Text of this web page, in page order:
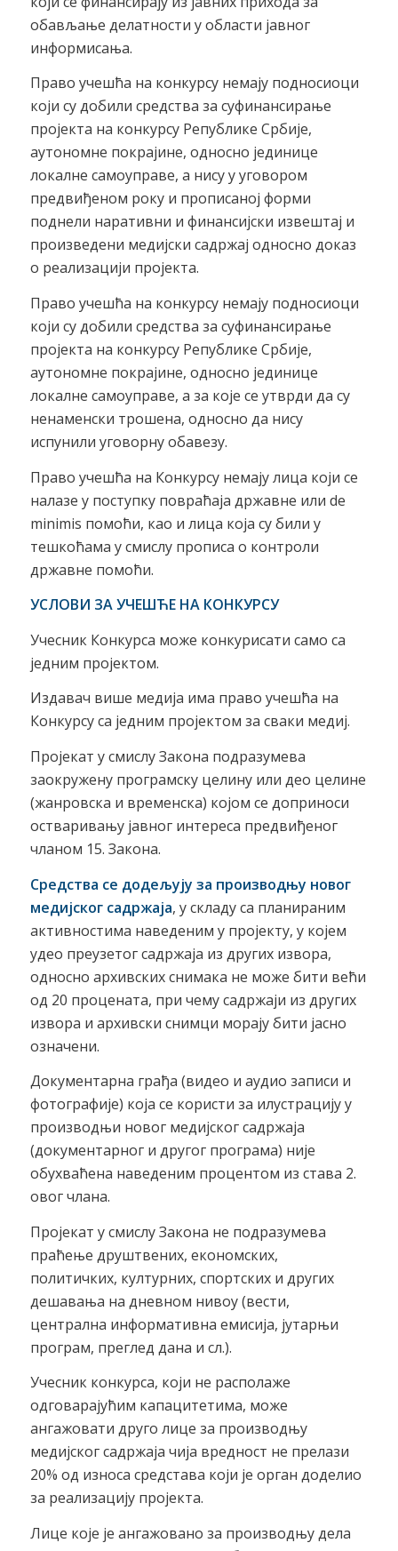
обављање делатности у области јавног
информисања.
Право учешћа на конкурсу немају подносиоци
који су добили средства за суфинансирање
пројекта на конкурсу Републике Србије,
аутономне покрајине, односно јединице
локалне самоуправе, а нису у уговором
предвиђеном року и прописаној форми
поднели наративни и финансијски извештај и
произведени медијски садржај односно доказ
о реализацији пројекта.
Право учешћа на конкурсу немају подносиоци
који су добили средства за суфинансирање
пројекта на конкурсу Републике Србије,
аутономне покрајине, односно јединице
локалне самоуправе, а за које се утврди да су
ненаменски трошена, односно да нису
испунили уговорну обавезу.
Право учешћа на Конкурсу немају лица који се
налазe у поступку повраћаја државне или de
minimis помоћи, као и лица која су били у
тешкоћама у смислу прописа о контроли
државне помоћи.
УСЛОВИ ЗА УЧЕШЋЕ НА КОНКУРСУ
Учесник Конкурса може конкурисати само са
jедним проjектом.
Издавач више медија има право учешћа на
Конкурсу са једним пројектом за сваки медиј.
Пројекат у смислу Закона подразумева
заокружену програмску целину или део целине
(жанровска и временска) којом се доприноси
остваривању јавног интереса предвиђеног
чланом 15. Закона.
Средства се додељују за производњу новог
медијског садржаја, у складу са планираним
активностима наведеним у пројекту, у којем
удео преузетог садржаја из других извора,
односно архивских снимака не може бити већи
од 20 процената, при чему садржаји из других
извора и архивски снимци морају бити јасно
означени.
Документарна грађа (видео и аудио записи и
фотографије) која се користи за илустрацију у
производњи новог медијског садржаја
(документарног и другог програма) није
обухваћена наведеним процентом из става 2.
овог члана.
Пројекат у смислу Закона не подразумева
праћење друштвених, економских,
политичких, културних, спортских и других
дешавања на дневном нивоу (вести,
централна информативна емисија, јутарњи
програм, преглед дана и сл.).
Учесник конкурса, који не располаже
одговарајућим капацитетима, може
ангажовати друго лице за производњу
медијског садржаја чија вредност не прелази
20% од износа средстава који је орган доделио
за реализацију пројекта.
Лице које је ангажовано за производњу дела